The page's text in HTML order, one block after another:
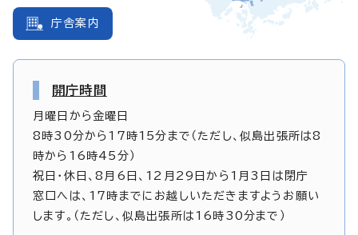
庁舎案内
開庁時間
月曜日から金曜日
8時30分から17時15分まで（ただし、似島出張所は8
時から16時45分）
祝日・休日、8月6日、12月29日から1月3日は閉庁
窓口へは、17時までにお越しいただきますようお願い
します。（ただし、似島出張所は16時30分まで）